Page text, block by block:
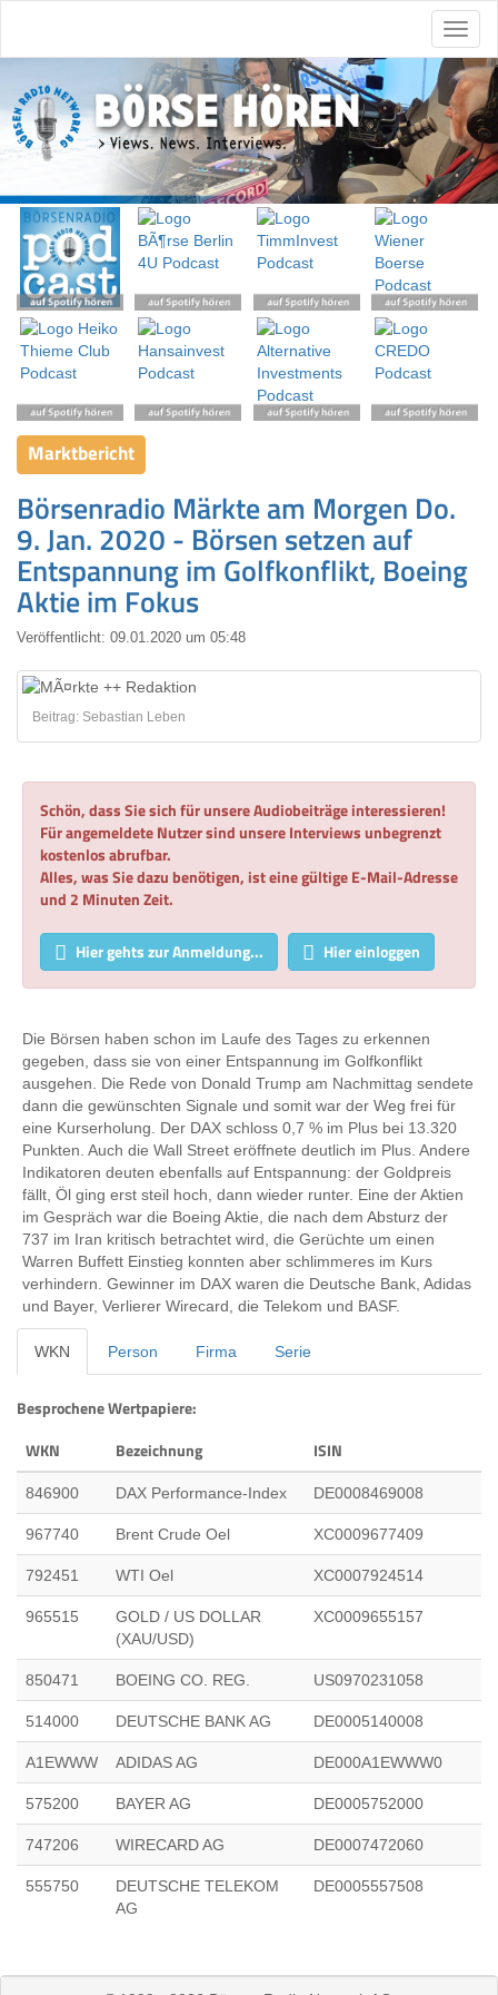
Marktbericht
Börsenradio Märkte am Morgen Do.
9. Jan. 2020 - Börsen setzen auf
Entspannung im Golfkonflikt, Boeing
Aktie im Fokus
Veröffentlicht: 09.01.2020 um 05:48
Beitrag: Sebastian Leben
Schön, dass Sie sich für unsere Audiobeiträge interessieren!
Für angemeldete Nutzer sind unsere Interviews unbegrenzt
kostenlos abrufbar.
Alles, was Sie dazu benötigen, ist eine gültige E-Mail-Adresse
und 2 Minuten Zeit.
Hier gehts zur Anmeldung... Hier einloggen
Die Börsen haben schon im Laufe des Tages zu erkennen
gegeben, dass sie von einer Entspannung im Golfkonflikt
ausgehen. Die Rede von Donald Trump am Nachmittag sendete
dann die gewünschten Signale und somit war der Weg frei für
eine Kurserholung. Der DAX schloss 0,7 % im Plus bei 13.320
Punkten. Auch die Wall Street eröffnete deutlich im Plus. Andere
Indikatoren deuten ebenfalls auf Entspannung: der Goldpreis
fällt, Öl ging erst steil hoch, dann wieder runter. Eine der Aktien
im Gespräch war die Boeing Aktie, die nach dem Absturz der
737 im Iran kritisch betrachtet wird, die Gerüchte um einen
Warren Buffett Einstieg konnten aber schlimmeres im Kurs
verhindern. Gewinner im DAX waren die Deutsche Bank, Adidas
und Bayer, Verlierer Wirecard, die Telekom und BASF.
WKN Person Firma Serie
Besprochene Wertpapiere:
WKN
Bezeichnung ISIN
846900 DAX Performance-Index DE0008469008
967740 Brent Crude Oel XC0009677409
792451 WTI Oel XC0007924514
965515
GOLD / US DOLLAR
(XAU/USD)
XC0009655157
850471 BOEING CO. REG. US0970231058
514000 DEUTSCHE BANK AG DE0005140008
A1EWWW ADIDAS AG DE000A1EWWW0
575200 BAYER AG DE0005752000
747206 WIRECARD AG DE0007472060
555750
DEUTSCHE TELEKOM
AG
DE0005557508